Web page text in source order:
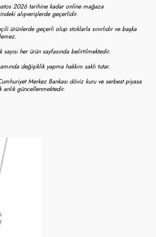
2026 tarihine kadar online mağaza
alışverişlerde geçerlidir.
ürünlerde geçerli olup stoklarla sınırlıdır ve başka
her ürün sayfasında belirtilmektedir.
değişiklik yapma hakkını saklı tutar.
Merkez Bankası döviz kuru ve serbest piyasa
anlık güncellenmektedir.